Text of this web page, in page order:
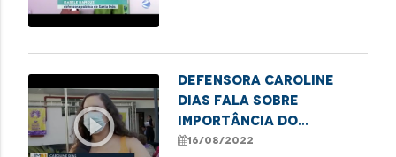
play_circle_outline
Defensora Caroline
Dias fala sobre
importância do
combate à violência
16/08/2022